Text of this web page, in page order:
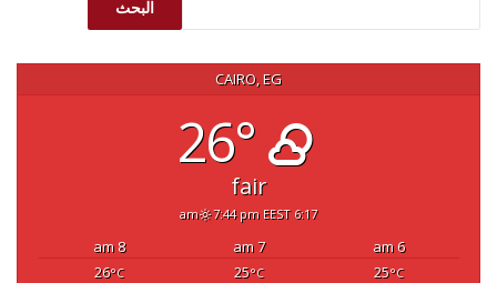
البحث
CAIRO, EG
26°
fair
6:17 am
7:44 pm EEST
6 am
7 am
8 am
25°C
25°C
26°C